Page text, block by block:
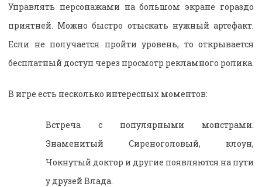
Управлять персонажами на большом экране гораздо
приятней. Можно быстро отыскать нужный артефакт.
Если не получается пройти уровень, то открывается
бесплатный доступ через просмотр рекламного ролика.
В игре есть несколько интересных моментов:
Встреча с популярными монстрами.
Знаменитый Сиреноголовый, клоун,
Чокнутый доктор и другие появляются на пути
у друзей Влада.